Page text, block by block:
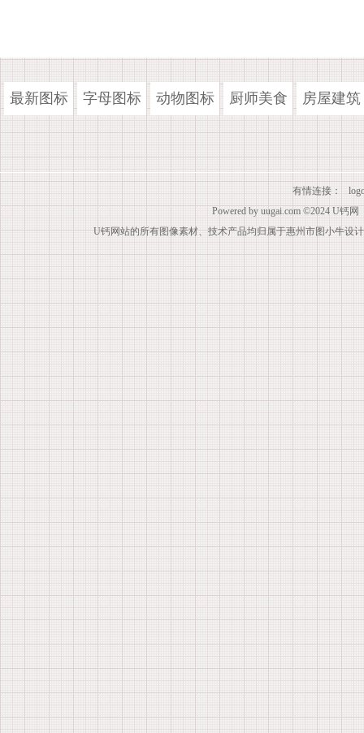
最新图标 字母图标 动物图标 厨师美食 房屋建筑
有情连接：
Powered by uugai.com ©2024 U钙网
U钙网站的所有图像素材、技术产品均归属于惠州市图小牛设